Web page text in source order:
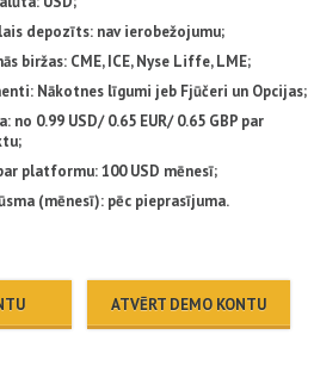
depozīts: nav ierobežojumu;
biržas: CME, ICE, Nyse Liffe, LME;
Nākotnes līgumi jeb Fjūčeri un Opcijas;
no 0.99 USD/ 0.65 EUR/ 0.65 GBP par
platformu: 100 USD mēnesī;
(mēnesī): pēc pieprasījuma.
ATVĒRT DEMO KONTU